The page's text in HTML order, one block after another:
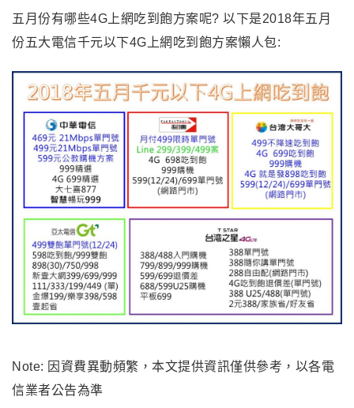
五月份有哪些4G上網吃到飽方案呢? 以下是2018年五月
份五大電信千元以下4G上網吃到飽方案懶人包:
Note: 因資費異動頻繁，本文提供資訊僅供參考，以各電
信業者公告為準